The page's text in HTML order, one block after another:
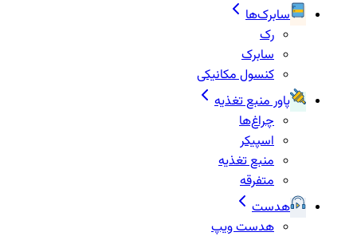
سابرک‌ها
رک
سابرک
کنسول مکانیکی
پاور منبع تغذیه
چراغ‌ها
اسپیکر
منبع تغذیه
متفرقه
هدست
هدست ویپ